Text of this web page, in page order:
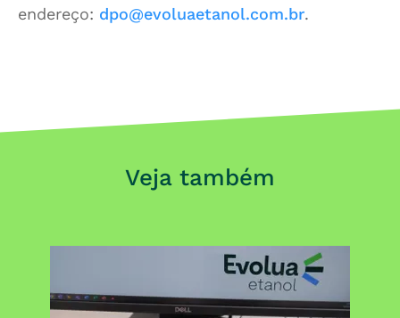
endereço: dpo@evoluaetanol.com.br.
Veja também